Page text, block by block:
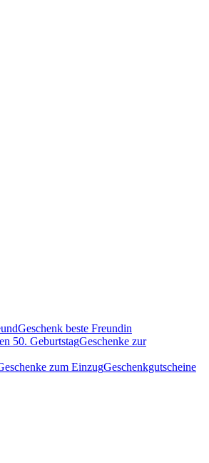
Geschenk beste Freundin
50. GeburtstagGeschenke zur
zum EinzugGeschenkgutscheine